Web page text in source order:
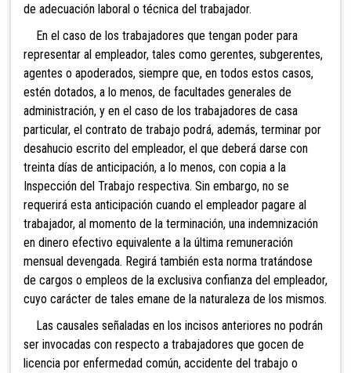
de adecuación laboral o técnica del trabajador.
En el caso de los trabajadores que tengan poder para
representar al empleador, tales como gerentes, subgerentes,
agentes o apoderados, siempre que, en todos estos casos,
estén dotados, a lo menos, de facultades generales de
administración, y en el caso de los trabajadores de casa
particular, el contrato de trabajo podrá, además, terminar por
desahucio escrito del empleador, el que deberá darse con
treinta días de anticipación, a lo menos, con copia a la
Inspección del Trabajo respectiva. Sin embargo, no se
requerirá esta anticipación cuando el empleador pagare al
trabajador, al momento de la terminación, una indemnización
en dinero efectivo equivalente a la última remuneración
mensual devengada. Regirá también esta norma tratándose
de cargos o empleos de la exclusiva confianza del empleador,
cuyo carácter de tales emane de la naturaleza de los mismos.
Las causales señaladas en los incisos anteriores no podrán
ser invocadas con respecto a trabajadores que gocen de
licencia por enfermedad común, accidente del trabajo o